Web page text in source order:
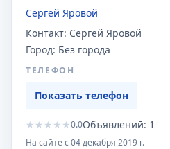
Сергей Яровой
Контакт: Сергей Яровой
Город: Без города
ТЕЛЕФОН
Показать телефон
★ ★ ★ ★ ★0.0Объявлений: 1
На сайте с04 декабря 2019 г.